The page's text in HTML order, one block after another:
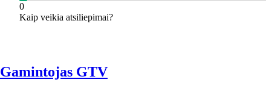
0
Kaip veikia atsiliepimai?
Gamintojas GTV